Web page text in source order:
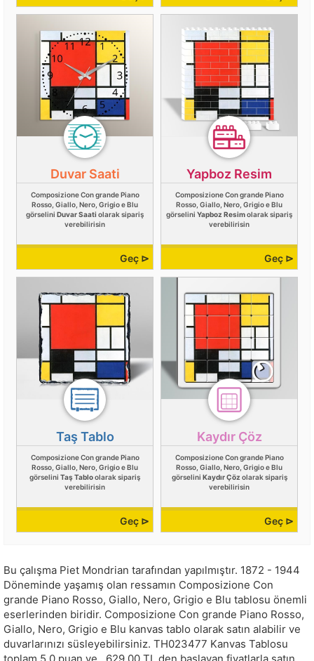
Duvar Saati
Composizione Con grande Piano
Rosso, Giallo, Nero, Grigio e Blu
görselini Duvar Saati olarak sipariş
verebilirisin
Geç ⊳
Yapboz Resim
Composizione Con grande Piano
Rosso, Giallo, Nero, Grigio e Blu
görselini Yapboz Resimolarak sipariş
verebilirisin
Geç ⊳
Taş Tablo
Composizione Con grande Piano
Rosso, Giallo, Nero, Grigio e Blu
görselini Taş Tabloolarak sipariş
verebilirisin
Geç ⊳
Kaydır Çöz
Composizione Con grande Piano
Rosso, Giallo, Nero, Grigio e Blu
görselini Kaydır Çöz olarak sipariş
verebilirisin
Geç ⊳
Bu çalışma Piet Mondrian tarafından yapılmıştır. 1872 - 1944
Döneminde yaşamış olan ressamın Composizione Con
grande Piano Rosso, Giallo, Nero, Grigio e Blu tablosu önemli
eserlerinden biridir. Composizione Con grande Piano Rosso,
Giallo, Nero, Grigio e Blu kanvas tablo olarak satın alabilir ve
duvarlarınızı süsleyebilirsiniz. TH023477 Kanvas Tablosu